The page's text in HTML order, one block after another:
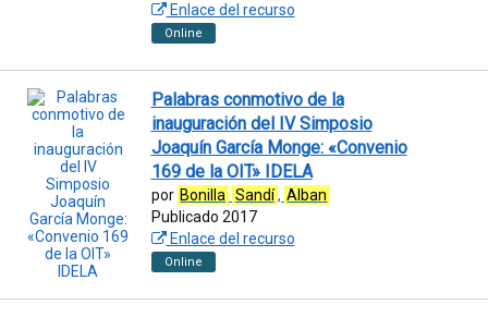
Enlace del recurso
Online
Palabras conmotivo de la
inauguración del IV Simposio
Joaquín García Monge: «Convenio
169 de la OIT» IDELA
por Bonilla Sandí, Alban
Publicado 2017
Enlace del recurso
Online